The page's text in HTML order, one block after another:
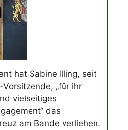
hat Sabine Illing, seit
„für ihr
vielseitiges
das
am Bande verliehen.